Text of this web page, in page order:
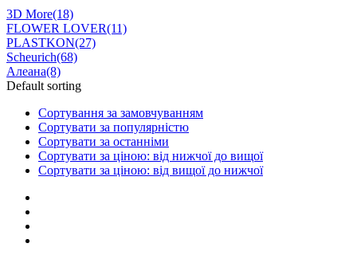
3D More(18)
FLOWER LOVER(11)
PLASTKON(27)
Scheurich(68)
Алеана(8)
Default sorting
Сортування за замовчуванням
Сортувати за популярністю
Сортувати за останніми
Сортувати за ціною: від нижчої до вищої
Сортувати за ціною: від вищої до нижчої